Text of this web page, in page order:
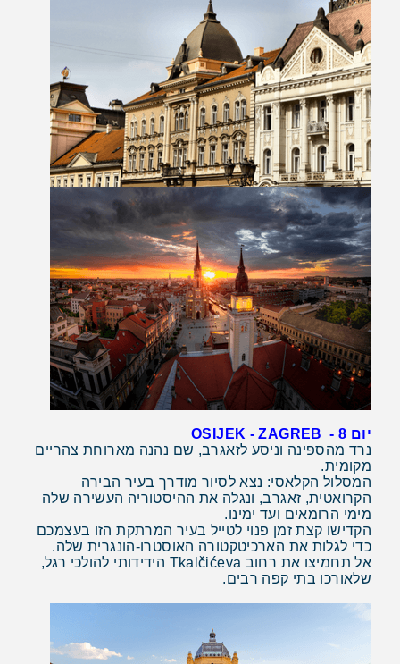
יום 8 - OSIJEK - ZAGREB
נרד מהספינה וניסע לזאגרב, שם נהנה מארוחת צהריים
מקומית.
המסלול הקלאסי: נצא לסיור מודרך בעיר הבירה
הקרואטית, זאגרב, ונגלה את ההיסטוריה העשירה שלה
מימי הרומאים ועד ימינו.
הקדישו קצת זמן פנוי לטייל בעיר המרתקת הזו בעצמכם
כדי לגלות את הארכיטקטורה האוסטרו-הונגרית שלה.
אל תחמיצו את רחוב Tkalčićeva הידידותי להולכי רגל,
שלאורכו בתי קפה רבים.